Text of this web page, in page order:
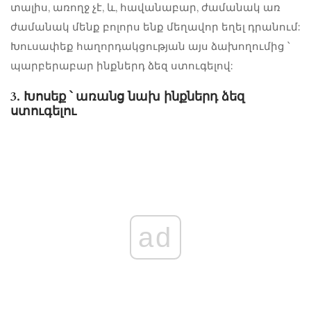
տալիս, առողջ չէ, և, հավանաբար, ժամանակ առ
ժամանակ մենք բոլորս ենք մեղավոր եղել դրանում:
Խուսափեք հաղորդակցության այս ձախողումից ՝
պարբերաբար ինքներդ ձեզ ստուգելով:
3. Խոսեք ՝ առանց նախ ինքներդ ձեզ
ստուգելու
ad